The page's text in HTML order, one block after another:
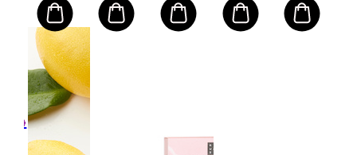
FIRSTMART10
FIRSTMART10